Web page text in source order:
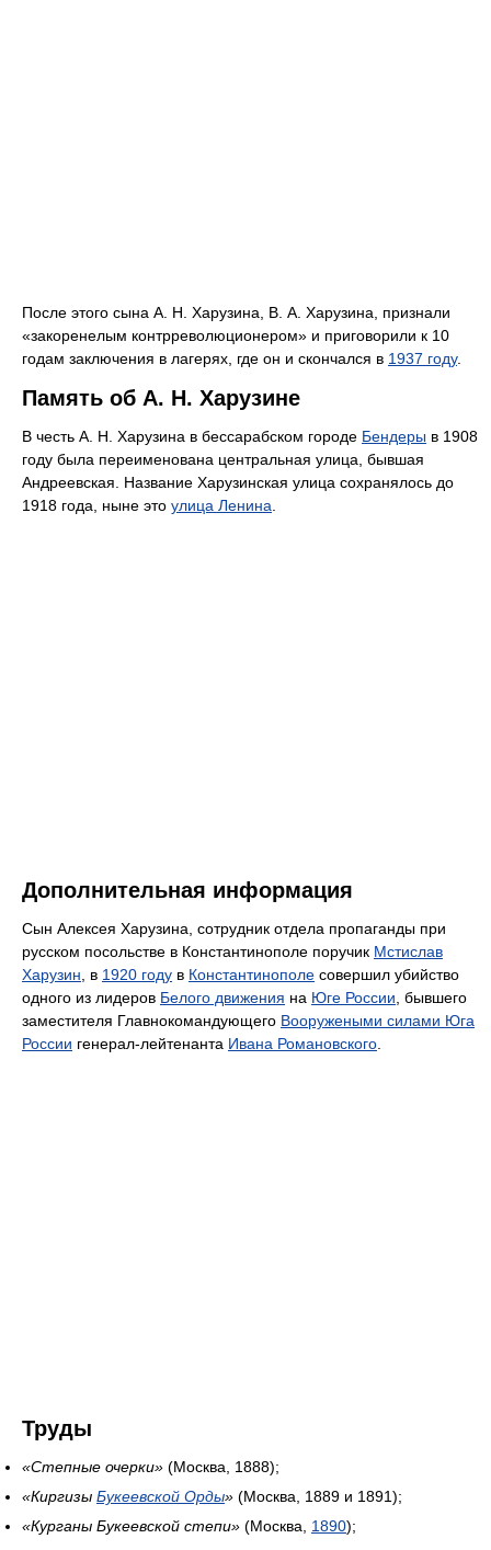
После этого сына А. Н. Харузина, В. А. Харузина, признали
«закоренелым контрреволюционером» и приговорили к 10
годам заключения в лагерях, где он и скончался в 1937 году.
Память об А. Н. Харузине
В честь А. Н. Харузина в бессарабском городе Бендеры в 1908
году была переименована центральная улица, бывшая
Андреевская. Название Харузинская улица сохранялось до
1918 года, ныне это улица Ленина.
Дополнительная информация
Сын Алексея Харузина, сотрудник отдела пропаганды при
русском посольстве в Константинополе поручик Мстислав
Харузин, в 1920 году в Константинополе совершил убийство
одного из лидеров Белого движения на Юге России, бывшего
заместителя Главнокомандующего Вооружеными силами Юга
России генерал-лейтенанта Ивана Романовского.
Труды
«Степные очерки» (Москва, 1888);
«Киргизы Букеевской Орды» (Москва, 1889 и 1891);
«Курганы Букеевской степи» (Москва, 1890);